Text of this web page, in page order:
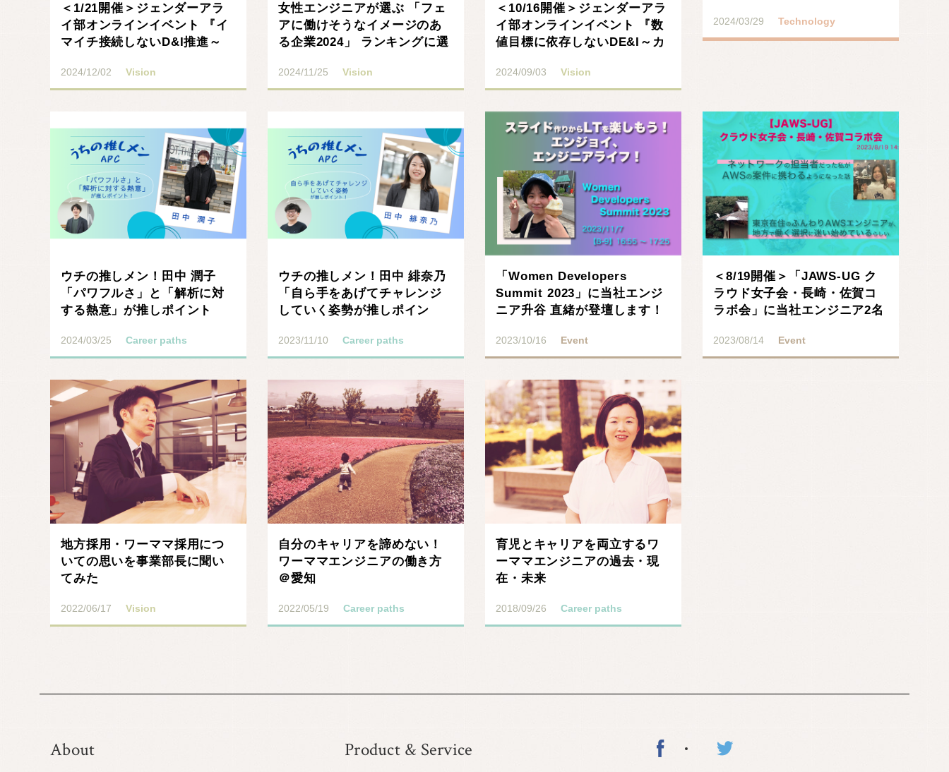
＜1/21開催＞ジェンダーアラ
イ部オンラインイベント 『イ
マイチ接続しないD&I推進～
2024/12/02 Vision
女性エンジニアが選ぶ 「フェ
アに働けそうなイメージのあ
る企業2024」 ランキングに選
2024/11/25 Vision
＜10/16開催＞ジェンダーアラ
イ部オンラインイベント 『数
値目標に依存しないDE&I～カ
2024/09/03 Vision
2024/03/29 Technology
ウチの推しメン！田中 潤子
「パワフルさ」と「解析に対
する熱意」が推しポイント
2024/03/25 Career paths
ウチの推しメン！田中 緋奈乃
「自ら手をあげてチャレンジ
していく姿勢が推しポイン
2023/11/10 Career paths
「Women Developers
Summit 2023」に当社エンジ
ニア升谷 直緒が登壇します！
2023/10/16 Event
＜8/19開催＞「JAWS-UG ク
ラウド女子会・長崎・佐賀コ
ラボ会」に当社エンジニア2名
2023/08/14 Event
地方採用・ワーママ採用につ
いての思いを事業部長に聞い
てみた
2022/06/17 Vision
自分のキャリアを諦めない！
ワーママエンジニアの働き方
＠愛知
2022/05/19 Career paths
育児とキャリアを両立するワ
ーママエンジニアの過去・現
在・未来
2018/09/26 Career paths
About Product & Service